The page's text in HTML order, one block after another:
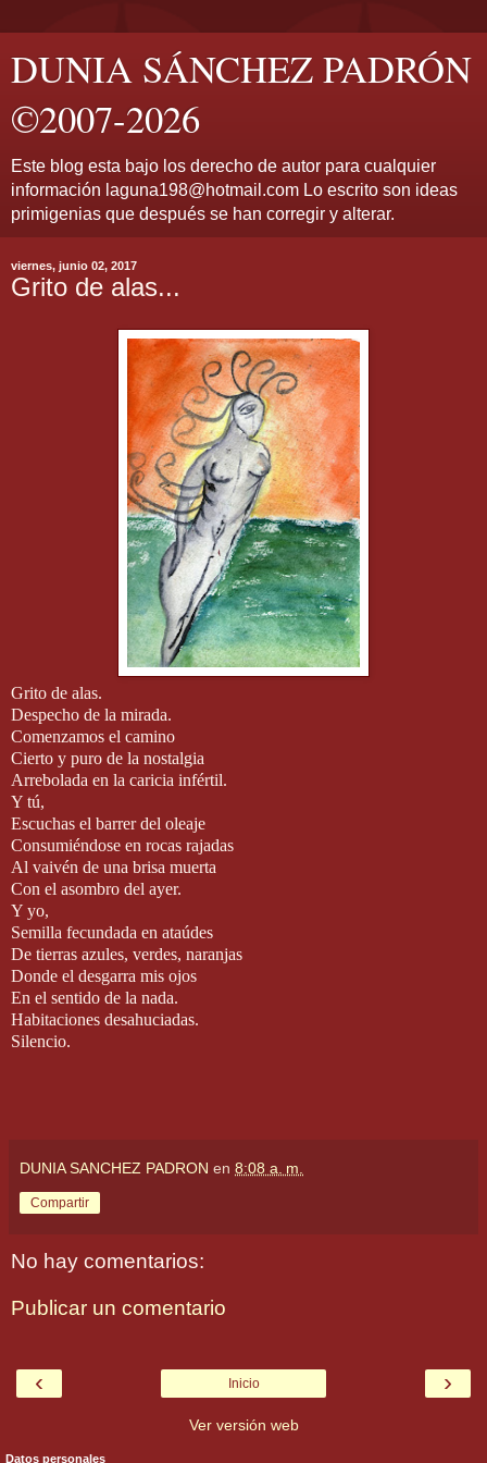
DUNIA SÁNCHEZ PADRÓN
©2007-2026
Este blog esta bajo los derecho de autor para cualquier
información laguna198@hotmail.com Lo escrito son ideas
primigenias que después se han corregir y alterar.
viernes, junio 02, 2017
Grito de alas...
Grito de alas.
Despecho de la mirada.
Comenzamos el camino
Cierto y puro de la nostalgia
Arrebolada en la caricia infértil.
Y tú,
Escuchas el barrer del oleaje
Consumiéndose en rocas rajadas
Al vaivén de una brisa muerta
Con el asombro del ayer.
Y yo,
Semilla fecundada en ataúdes
De tierras azules, verdes, naranjas
Donde el desgarra mis ojos
En el sentido de la nada.
Habitaciones desahuciadas.
Silencio.
DUNIA SANCHEZ PADRON en 8:08 a. m.
Compartir
No hay comentarios:
Publicar un comentario
‹ ›
Inicio
Ver versión web
Datos personales